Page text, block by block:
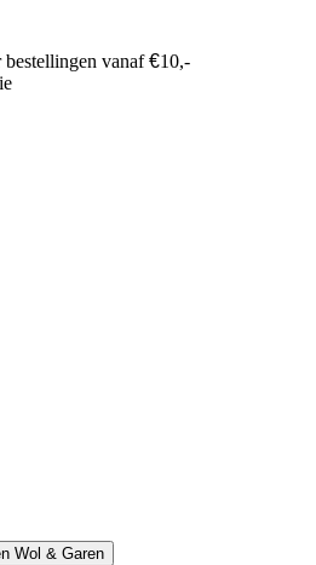
vanaf€10,-
Wol & Garen